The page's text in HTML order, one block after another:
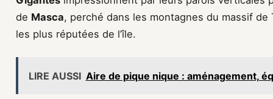
de Masca, perché dans les montagnes du massif de
les plus réputées de l’île.
LIRE AUSSI Aire de pique nique : aménagement,